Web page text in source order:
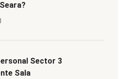
Sector 3
Sala